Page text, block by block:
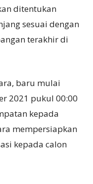
ditentukan
sesuai dengan
terakhir di
baru mulai
2021 pukul 00:00
kepada
mempersiapkan
kepada calon